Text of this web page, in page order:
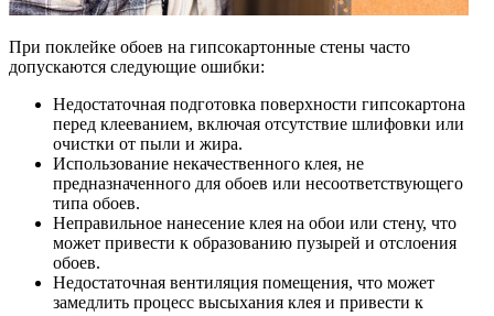
При поклейке обоев на гипсокартонные стены часто
допускаются следующие ошибки:
Недостаточная подготовка поверхности гипсокартона
перед клееванием, включая отсутствие шлифовки или
очистки от пыли и жира.
Использование некачественного клея, не
предназначенного для обоев или несоответствующего
типа обоев.
Неправильное нанесение клея на обои или стену, что
может привести к образованию пузырей и отслоения
обоев.
Недостаточная вентиляция помещения, что может
замедлить процесс высыхания клея и привести к